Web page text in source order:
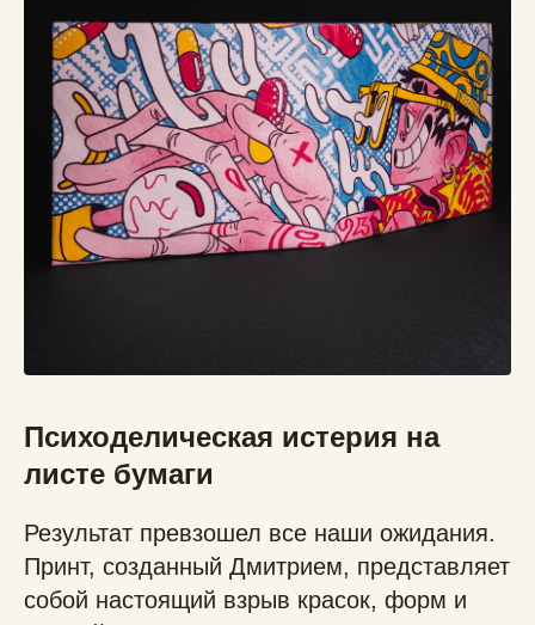
Психоделическая истерия на
листе бумаги
Результат превзошел все наши ожидания.
Принт, созданный Дмитрием, представляет
собой настоящий взрыв красок, форм и